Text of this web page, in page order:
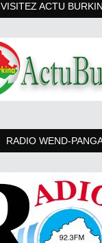
VISITEZ ACTU
RADIO WEND-